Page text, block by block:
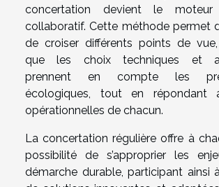
concertation devient le moteur
collaboratif. Cette méthode permet
de croiser différents points de
que les choix techniques et
prennent en compte les
écologiques, tout en répondant
opérationnelles de chacun.
La concertation régulière offre à
possibilité de s’approprier les
démarche durable, participant ainsi